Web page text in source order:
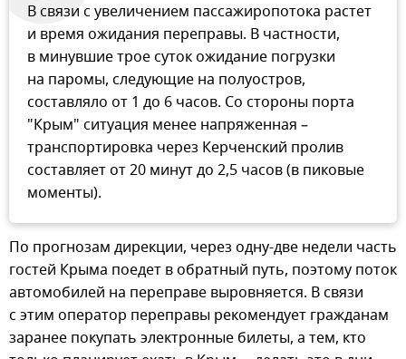
В связи с увеличением пассажиропотока растет
и время ожидания переправы. В частности,
в минувшие трое суток ожидание погрузки
на паромы, следующие на полуостров,
составляло от 1 до 6 часов. Со стороны порта
"Крым" ситуация менее напряженная –
транспортировка через Керченский пролив
составляет от 20 минут до 2,5 часов (в пиковые
моменты).
По прогнозам дирекции, через одну-две недели часть
гостей Крыма поедет в обратный путь, поэтому поток
автомобилей на переправе выровняется. В связи
с этим оператор переправы рекомендует гражданам
заранее покупать электронные билеты, а тем, кто